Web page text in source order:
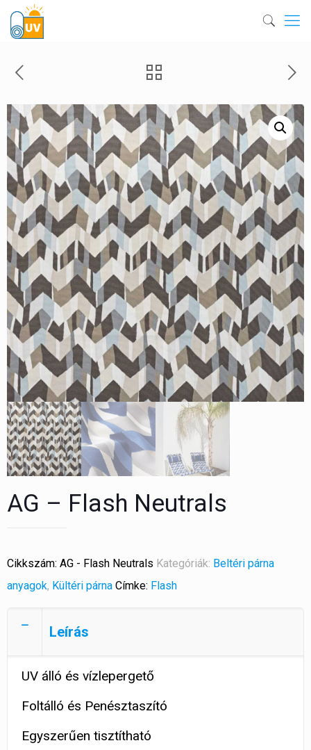
AG – Flash Neutrals
Cikkszám: AG - Flash Neutrals Kategóriák: Beltéri párna
anyagok, Kültéri párna Címke: Flash
Leírás
UV álló és vízlepergető
Foltálló és Penésztaszító
Egyszerűen tisztítható